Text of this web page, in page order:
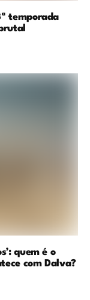
temporada
quem é o
com Dalva?